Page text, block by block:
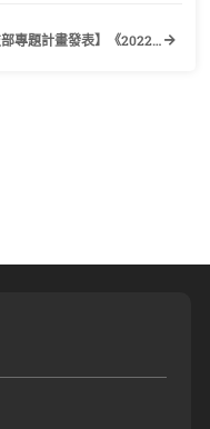
【科技部專題計畫發表】《2022年科技部人文學門之專題計畫成果發表會：英國文學》科技部人文與社會科學研究發展司、國立成功大學外國語文學系